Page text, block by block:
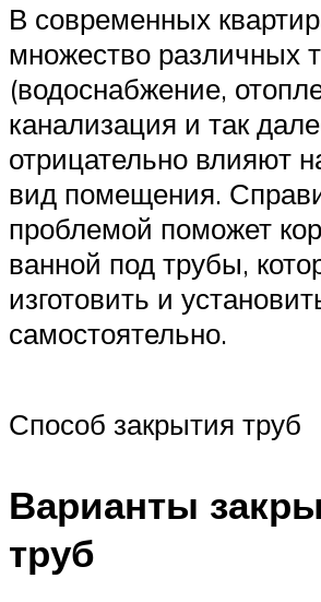
В современных
множество различных
(водоснабжение,
канализация и так
отрицательно влияют
вид помещения.
проблемой поможет
ванной под трубы,
изготовить и
самостоятельно.
Способ закрытия труб
Варианты
труб